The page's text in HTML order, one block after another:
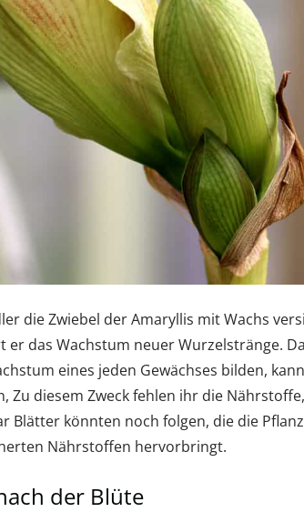
die Zwiebel der Amaryllis mit Wachs
er das Wachstum neuer Wurzelstränge.
eines jeden Gewächses bilden,
Zu diesem Zweck fehlen ihr die
Blätter könnten noch folgen, die die
Nährstoffen hervorbringt.
der Blüte